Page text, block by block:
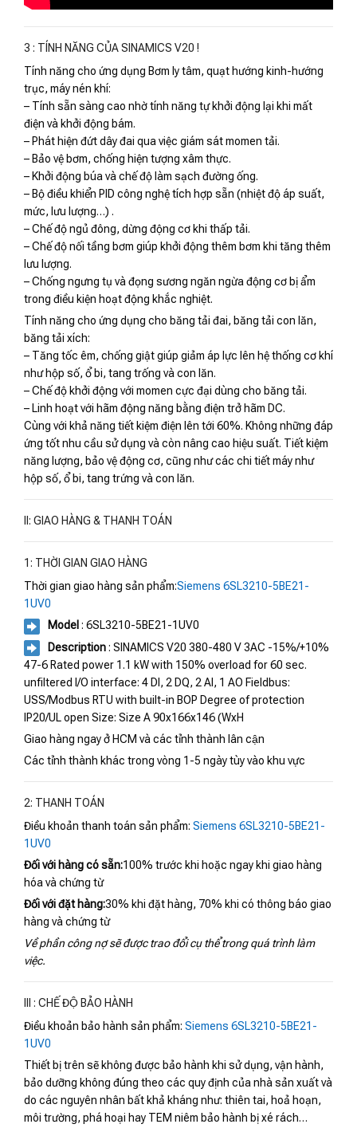
3 : TÍNH NĂNG CỦA SINAMICS V20 !
Tính năng cho ứng dụng Bơm ly tâm, quạt hướng kinh-hướng
trục, máy nén khí:
– Tính sẵn sàng cao nhờ tính năng tự khởi động lại khi mất
điện và khởi động bám.
– Phát hiện đứt dây đai qua việc giám sát momen tải.
– Bảo vệ bơm, chống hiện tượng xâm thực.
– Khởi động búa và chế độ làm sạch đường ống.
– Bộ điều khiển PID công nghệ tích hợp sẵn (nhiệt độ áp suất,
mức, lưu lượng…) .
– Chế độ ngủ đông, dừng động cơ khi thấp tải.
– Chế độ nối tầng bơm giúp khởi động thêm bơm khi tăng thêm
lưu lượng.
– Chống ngưng tụ và đọng sương ngăn ngừa động cơ bị ẩm
trong điều kiện hoạt động khắc nghiệt.
Tính năng cho ứng dụng cho băng tải đai, băng tải con lăn,
băng tải xích:
– Tăng tốc êm, chống giật giúp giảm áp lực lên hệ thống cơ khí
như hộp số, ổ bi, tang trống và con lăn.
– Chế độ khởi động với momen cực đại dùng cho băng tải.
– Linh hoạt với hãm động năng bằng điện trở hãm DC.
Cùng với khả năng tiết kiệm điện lên tới 60%. Không những đáp
ứng tốt nhu cầu sử dụng và còn nâng cao hiệu suất. Tiết kiệm
năng lượng, bảo vệ động cơ, cũng như các chi tiết máy như
hộp số, ổ bi, tang trứng và con lăn.
II: GIAO HÀNG & THANH TOÁN
1: THỜI GIAN GIAO HÀNG
Thời gian giao hàng sản phẩm:Siemens 6SL3210-5BE21-
1UV0
Model : 6SL3210-5BE21-1UV0
Description: SINAMICS V20 380-480 V 3AC -15%/+10%
47-6 Rated power 1.1 kW with 150% overload for 60 sec.
unfiltered I/O interface: 4 DI, 2 DQ, 2 AI, 1 AO Fieldbus:
USS/Modbus RTU with built-in BOP Degree of protection
IP20/UL open Size: Size A 90x166x146 (WxH
Giao hàng ngay ở HCM và các tỉnh thành lân cận
Các tỉnh thành khác trong vòng 1-5 ngày tùy vào khu vực
2: THANH TOÁN
Điều khoản thanh toán sản phẩm: Siemens 6SL3210-5BE21-
1UV0
Đối với hàng có sẵn:100% trước khi hoặc ngay khi giao hàng
hóa và chứng từ
Đối với đặt hàng:30% khi đặt hàng, 70% khi có thông báo giao
hàng và chứng từ
Về phần công nợ sẽ được trao đổi cụ thể trong quá trình làm
việc.
III : CHẾ ĐỘ BẢO HÀNH
Điều khoản bảo hành sản phẩm: Siemens 6SL3210-5BE21-
1UV0
Thiết bị trên sẽ không được bảo hành khi sử dụng, vận hành,
bảo dưỡng không đúng theo các quy định của nhà sản xuất và
do các nguyên nhân bất khả kháng như: thiên tai, hoả hoạn,
môi trường, phá hoại hay TEM niêm bảo hành bị xé rách…